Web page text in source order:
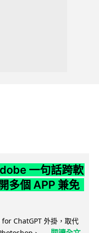
一句話跨軟
多個 APP 兼免
ChatGPT 外掛，取代